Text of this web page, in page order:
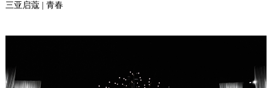
三亚启蔻 | 青春